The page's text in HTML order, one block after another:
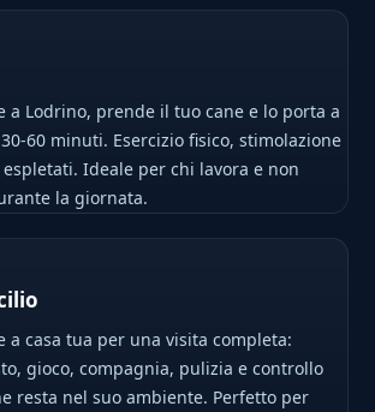
a Lodrino, prende il tuo cane e lo porta a
60 minuti. Esercizio fisico, stimolazione
Ideale per chi lavora e non
la giornata.
a casa tua per una visita completa:
gioco, compagnia, pulizia e controllo
resta nel suo ambiente. Perfetto per